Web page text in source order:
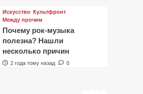
Искусство Культфронт
Между прочим
Почему рок-музыка
полезна? Нашли
несколько причин
2 года тому назад 0